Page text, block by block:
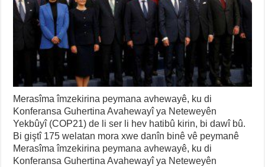
Merasîma îmzekirina peymana avhewayê, ku di
Konferansa Guhertina Avahewayî ya Neteweyên
Yekbûyî (COP21) de li ser li hev hatibû kirin, bi dawî bû.
Bi giştî 175 welatan mora xwe danîn binê vê peymanê
Merasîma îmzekirina peymana avhewayê, ku di
Konferansa Guhertina Avahewayî ya Neteweyên